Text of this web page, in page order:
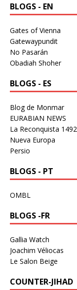
BLOGS - EN
Gates of Vienna
Gatewaypundit
No Pasarán
Obadiah Shoher
BLOGS - ES
Blog de Monmar
EURABIAN NEWS
La Reconquista 1492
Nueva Europa
Persio
BLOGS - PT
OMBL
BLOGS -FR
Gallia Watch
Joachim Véliocas
Le Salon Beige
COUNTER-JIHAD